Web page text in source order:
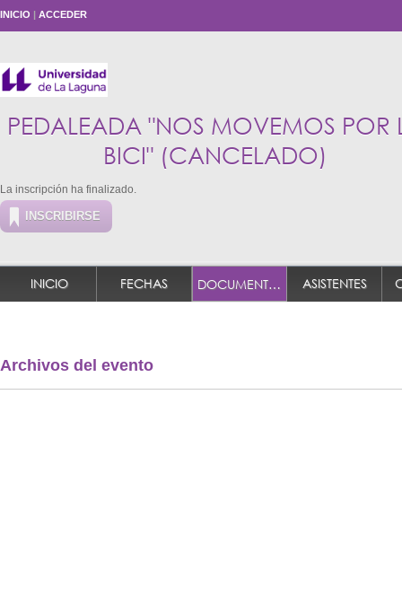
INICIO | ACCEDER
PEDALEADA "NOS MOVEMOS POR
BICI" (CANCELADO)
La inscripción ha finalizado.
INSCRIBIRSE
INICIO FECHAS DOCUMENTACIÓN ASISTENTES
Archivos del evento